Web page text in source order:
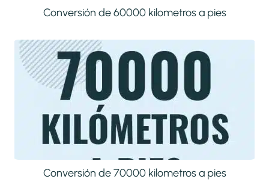
Conversión de 60000 kilometros a pies
Conversión de 70000 kilometros a pies